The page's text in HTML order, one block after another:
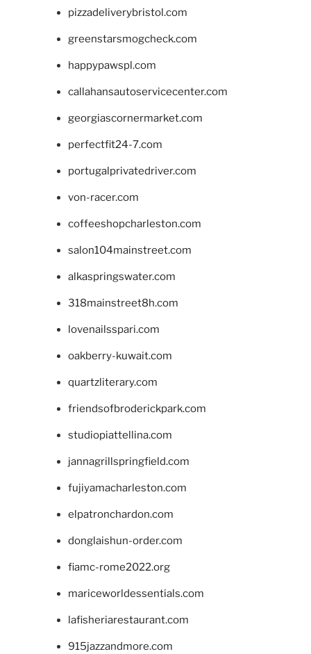
pizzadeliverybristol.com
greenstarsmogcheck.com
happypawspl.com
callahansautoservicecenter.com
georgiascornermarket.com
perfectfit24-7.com
portugalprivatedriver.com
von-racer.com
coffeeshopcharleston.com
salon104mainstreet.com
alkaspringswater.com
318mainstreet8h.com
lovenailsspari.com
oakberry-kuwait.com
quartzliterary.com
friendsofbroderickpark.com
studiopiattellina.com
jannagrillspringfield.com
fujiyamacharleston.com
elpatronchardon.com
donglaishun-order.com
fiamc-rome2022.org
mariceworldessentials.com
lafisheriarestaurant.com
915jazzandmore.com